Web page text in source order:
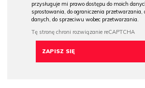
przysługuje mi prawo dostępu do moich
sprostowania, do ograniczenia przetwarzania,
danych, do sprzeciwu wobec przetwarzania.